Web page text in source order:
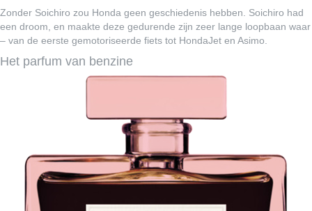
Zonder Soichiro zou Honda geen geschiedenis hebben. Soichiro had
een droom, en maakte deze gedurende zijn zeer lange loopbaan waar
– van de eerste gemotoriseerde fiets tot HondaJet en Asimo.
Het parfum van benzine